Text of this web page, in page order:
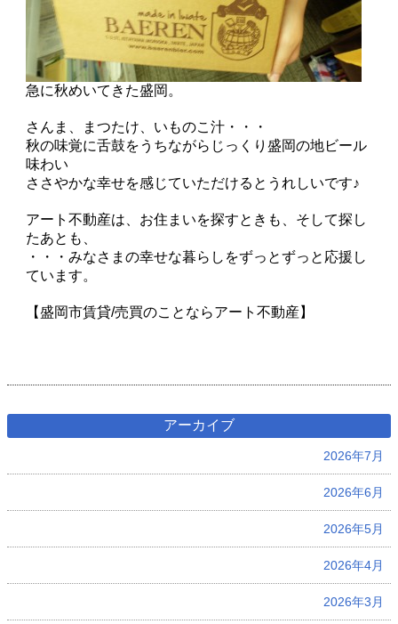
急に秋めいてきた盛岡。
さんま、まつたけ、いものこ汁・・・
秋の味覚に舌鼓をうちながらじっくり盛岡の地ビール
味わい
ささやかな幸せを感じていただけるとうれしいです♪
アート不動産は、お住まいを探すときも、そして探し
たあとも、
・・・みなさまの幸せな暮らしをずっとずっと応援し
ています。
【盛岡市賃貸/売買のことならアート不動産】
アーカイブ
2026年7月
2026年6月
2026年5月
2026年4月
2026年3月